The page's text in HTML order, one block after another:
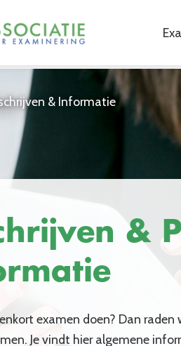
& Informatie
&
examen doen? Dan
Je vindt hier algemene